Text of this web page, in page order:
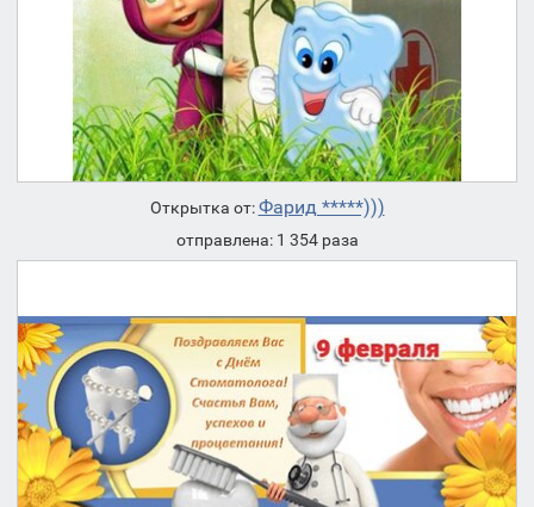
Открытка от:Фарид *****)))
отправлена: 1 354 раза